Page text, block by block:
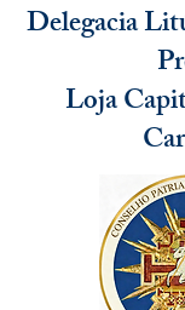
Delegacia
Loja